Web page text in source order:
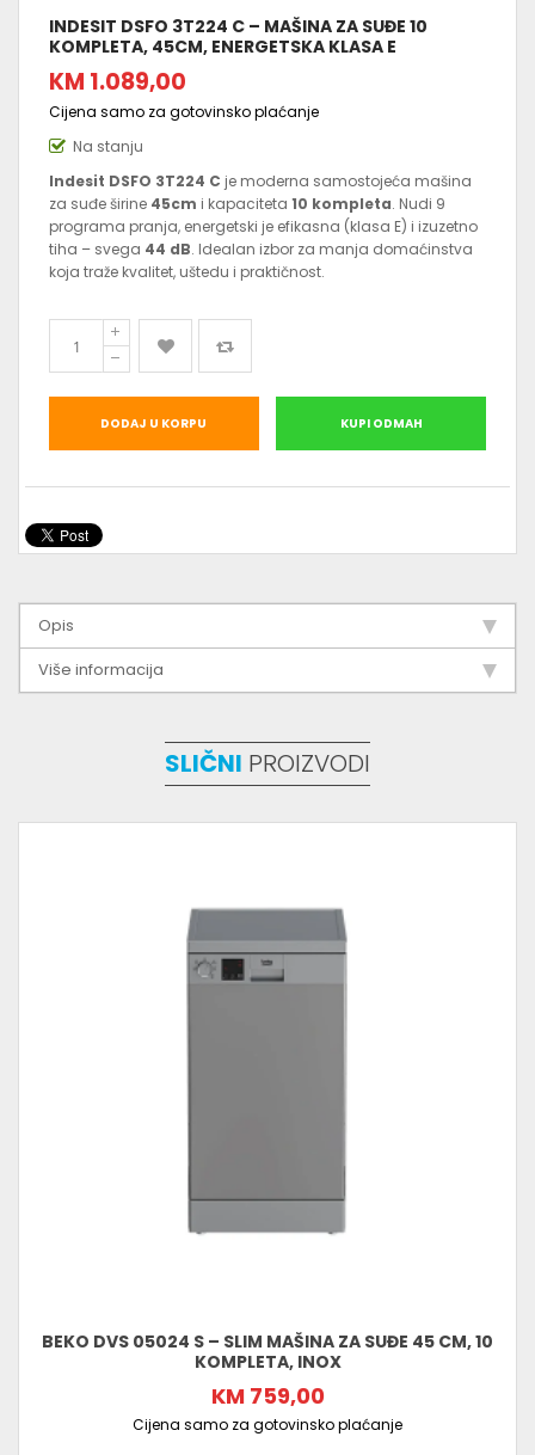
INDESIT DSFO 3T224 C – MAŠINA ZA SUĐE 10
KOMPLETA, 45CM, ENERGETSKA KLASA E
KM 1.089,00
Cijena samo za gotovinsko plaćanje
Na stanju
Indesit DSFO 3T224 C je moderna samostojeća mašina
za suđe širine 45cm i kapaciteta 10 kompleta. Nudi 9
programa pranja, energetski je efikasna (klasa E) i izuzetno
tiha – svega 44 dB. Idealan izbor za manja domaćinstva
koja traže kvalitet, uštedu i praktičnost.
DODAJ U KORPU KUPI ODMAH
Opis
Više informacija
SLIČNI PROIZVODI
BEKO DVS 05024 S – SLIM MAŠINA ZA SUĐE 45 CM, 10
KOMPLETA, INOX
KM 759,00
Cijena samo za gotovinsko plaćanje